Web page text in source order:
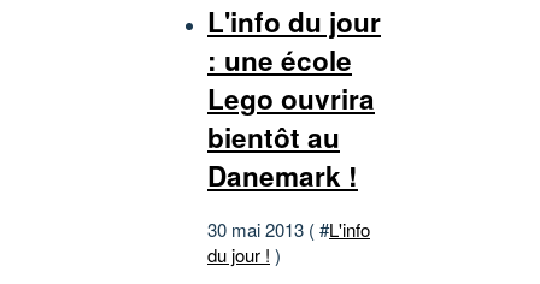
L'info du jour
: une école
Lego ouvrira
bientôt au
Danemark !
30 mai 2013 ( #L'info
du jour ! )